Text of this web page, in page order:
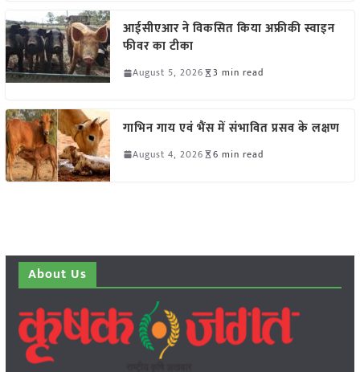
आईसीएआर ने विकसित किया अफ्रीकी स्वाइन
फीवर का टीका
August 5, 2026 3 min read
गाभिन गाय एवं भैंस में संभावित प्रसव के लक्षण
August 4, 2026 6 min read
About Us